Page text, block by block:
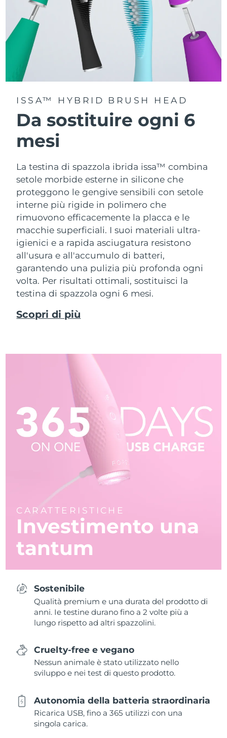
ISSA™ HYBRID BRUSH HEAD
Da sostituire ogni 6
mesi
La testina di spazzola ibrida issa™ combina
setole morbide esterne in silicone che
proteggono le gengive sensibili con setole
interne più rigide in polimero che
rimuovono efficacemente la placca e le
macchie superficiali. I suoi materiali ultra-
igienici e a rapida asciugatura resistono
all'usura e all'accumulo di batteri,
garantendo una pulizia più profonda ogni
volta. Per risultati ottimali, sostituisci la
testina di spazzola ogni 6 mesi.
Scopri di più
CARATTERISTICHE
Investimento una
tantum
Sostenibile
Qualità premium e una durata del prodotto di
anni. Ie testine durano fino a 2 volte più a
lungo rispetto ad altri spazzolini.
Cruelty-free e vegano
Nessun animale è stato utilizzato nello
sviluppo e nei test di questo prodotto.
Autonomia della batteria straordinaria
Ricarica USB, fino a 365 utilizzi con una
singola carica.